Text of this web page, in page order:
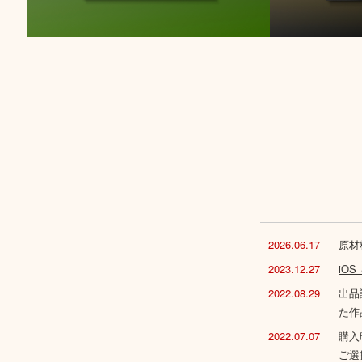
2026.06.17
原
2023.12.27
iOS
2022.08.29
出
た
2022.07.07
購
ご